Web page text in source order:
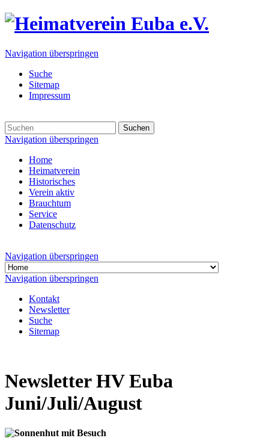
Navigation überspringen
Suche
Sitemap
Impressum
Suchen
Navigation überspringen
Home
Heimatverein
Historisches
Verein aktiv
Brauchtum
Service
Datenschutz
Navigation überspringen
Navigation überspringen
Kontakt
Newsletter
Suche
Sitemap
Newsletter HV Euba
Juni/Juli/August